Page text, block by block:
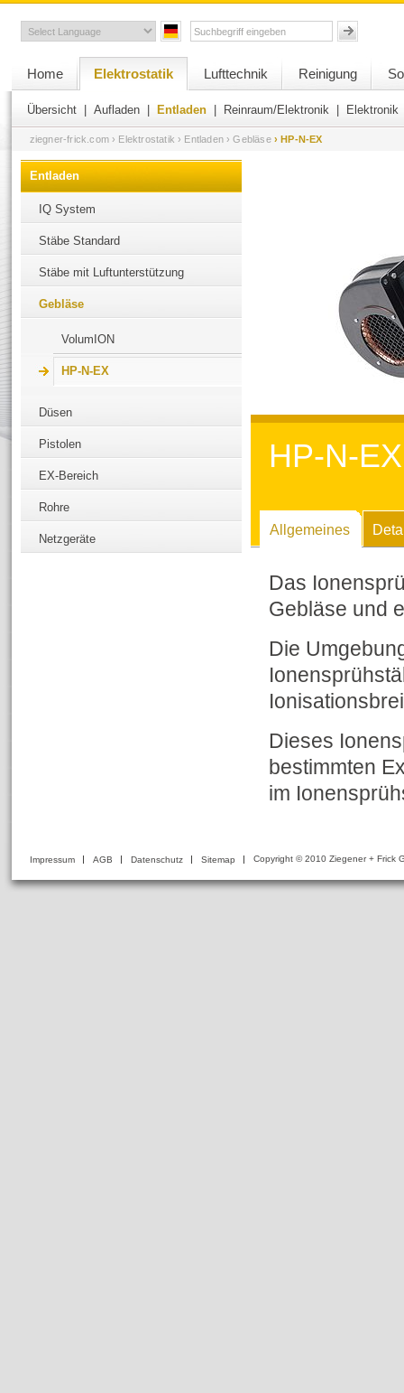
Home Elektrostatik Lufttechnik Reinigung
Übersicht| Aufladen| Entladen| Reinraum/Elektronik| Elektronik
ziegner-frick.com › Elektrostatik › Entladen › Gebläse › HP-N-EX
Entladen
IQ System
Stäbe Standard
Stäbe mit Luftunterstützung
Gebläse
VolumION
HP-N-EX
Düsen
Pistolen
EX-Bereich
Rohre
Netzgeräte
HP-N-EX
Allgemeines
Das
Gebläse und
Die
Dieses
bestimmten
im
Impressum AGB Datenschutz Sitemap Copyright © 2010 Ziegener +